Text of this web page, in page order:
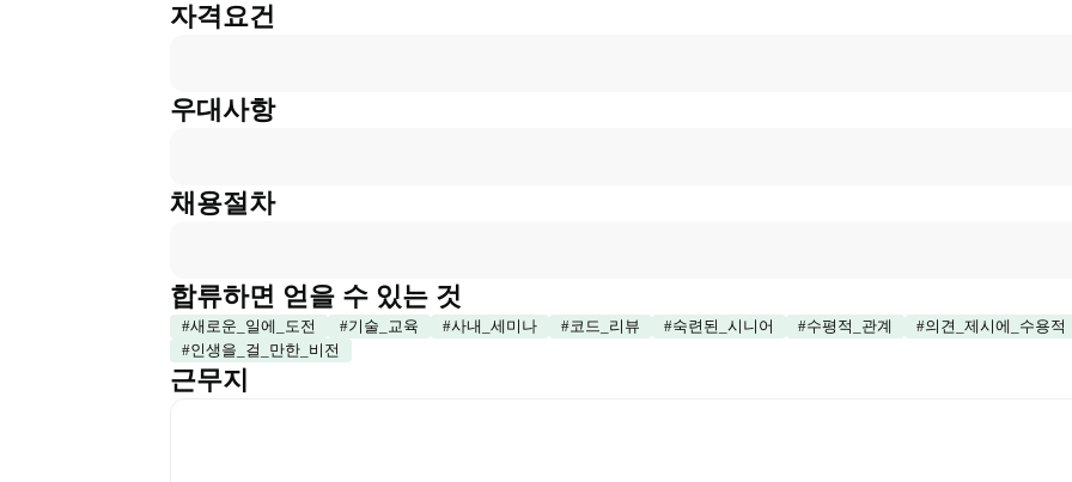
자격요건
우대사항
채용절차
합류하면 얻을 수 있는 것
#새로운_일에_도전 #기술_교육 #사내_세미나 #코드_리뷰 #숙련된_시니어 #수평적_관계 #의견_제시에_수용적
#인생을_걸_만한_비전
근무지